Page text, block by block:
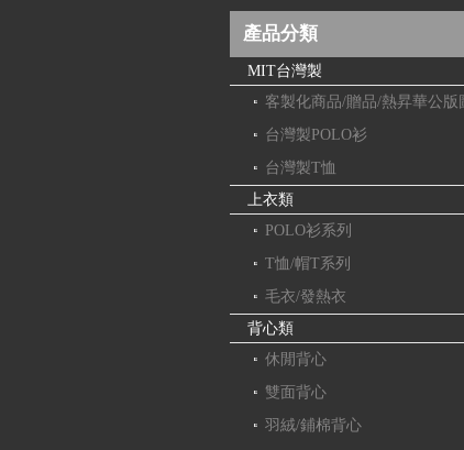
產品分類
MIT台灣製
客製化商品/贈品/熱昇華公版
台灣製POLO衫
台灣製T恤
上衣類
POLO衫系列
T恤/帽T系列
毛衣/發熱衣
背心類
休閒背心
雙面背心
羽絨/鋪棉背心